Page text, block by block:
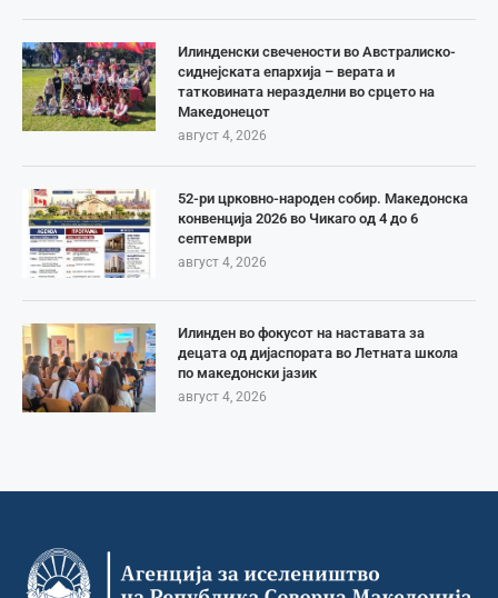
Илинденски свечености во Австралиско-
сиднејската епархија – верата и
татковината неразделни во срцето на
Македонецот
август 4, 2026
52-ри црковно-народен собир. Македонска
конвенција 2026 во Чикаго од 4 до 6
септември
август 4, 2026
Илинден во фокусот на наставата за
децата од дијаспората во Летната школа
по македонски јазик
август 4, 2026